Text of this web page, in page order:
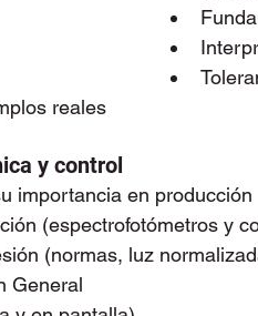
reales
y control
importancia en producción
(espectrofotómetros y
(normas, luz
General